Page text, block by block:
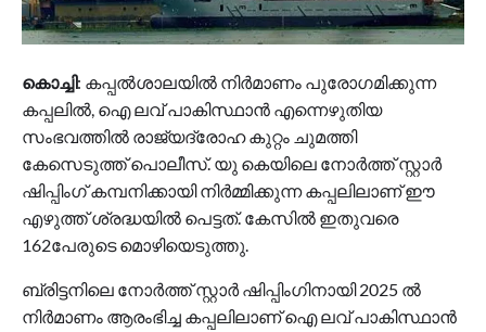
കൊച്ചി: കപ്പല്‍ശാലയില്‍ നിര്‍മാണം പുരോഗമിക്കുന്ന
കപ്പലില്‍, ഐ ലവ് പാകിസ്ഥാന്‍ എന്നെഴുതിയ
സംഭവത്തില്‍ രാജ്യദ്രോഹ കുറ്റം ചുമത്തി
കേസെടുത്ത് പൊലീസ്. യു കെയിലെ നോര്‍ത്ത് സ്റ്റാര്‍
ഷിപ്പിംഗ് കമ്പനിക്കായി നിര്‍മ്മിക്കുന്ന കപ്പലിലാണ് ഈ
എഴുത്ത് ശ്രദ്ധയില്‍ പെട്ടത്. കേസില്‍ ഇതുവരെ
162പേരുടെ മൊഴിയെടുത്തു.
ബ്രിട്ടനിലെ നോര്‍ത്ത് സ്റ്റാര്‍ ഷിപ്പിംഗിനായി 2025 ല്‍
നിര്‍മാണം ആരംഭിച്ച കപ്പലിലാണ് ഐ ലവ് പാകിസ്ഥാന്‍